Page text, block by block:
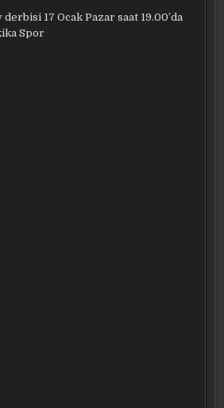
17 Ocak Pazar saat 19.00’da
Spor